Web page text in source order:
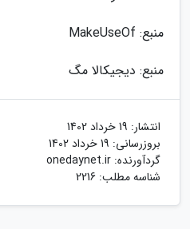
منبع: MakeUseOf
منبع: دیجیکالا مگ
انتشار: 19 خرداد 1402
بروزرسانی: 19 خرداد 1402
گردآورنده: onedaynet.ir
شناسه مطلب: 2216